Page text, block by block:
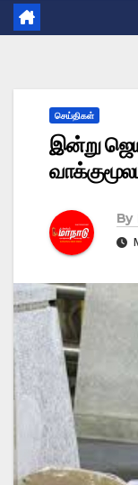
செய்திகள்
இன்று
By